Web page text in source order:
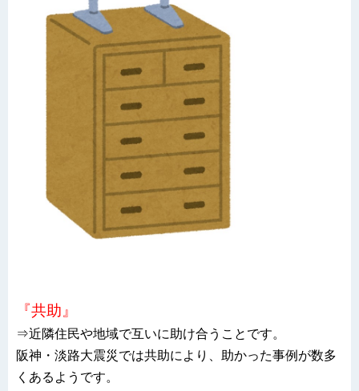
『共助』
⇒近隣住民や地域で互いに助け合うことです。
阪神・淡路大震災では共助により、助かった事例が数多
くあるようです。